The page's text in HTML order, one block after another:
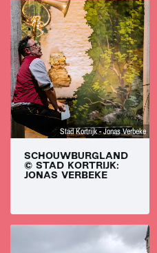
Stad Kortrijk - Jonas Verbeke
SCHOUWBURGLAND
© STAD KORTRIJK:
JONAS VERBEKE